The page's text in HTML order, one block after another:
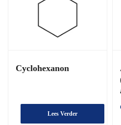
Cyclohexanon
Lees Verder